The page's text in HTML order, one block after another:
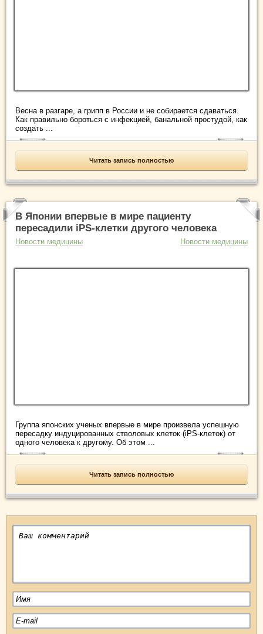
Весна в разгаре, а грипп в России и не собирается сдаваться.
Как правильно бороться с инфекцией, банальной простудой, как
создать ...
Читать запись полностью
В Японии впервые в мире пациенту
пересадили iPS-клетки другого человека
Новости медицины Новости медицины
Группа японских ученых впервые в мире произвела успешную
пересадку индуцированных стволовых клеток (iPS-клеток) от
одного человека к другому. Об этом ...
Читать запись полностью